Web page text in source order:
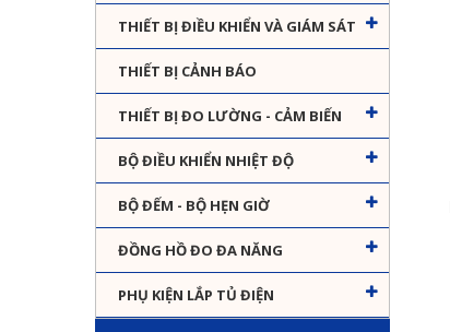
THIẾT BỊ ĐIỀU KHIỂN VÀ GIÁM SÁT
THIẾT BỊ CẢNH BÁO
THIẾT BỊ ĐO LƯỜNG - CẢM BIẾN
BỘ ĐIỀU KHIỂN NHIỆT ĐỘ
BỘ ĐẾM - BỘ HẸN GIỜ
ĐỒNG HỒ ĐO ĐA NĂNG
PHỤ KIỆN LẮP TỦ ĐIỆN